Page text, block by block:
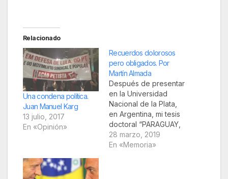
Relacionado
Una condena política.
Juan Manuel Karg
13 julio, 2017
En «Opinión»
Recuerdos dolorosos
pero obligados. Por
Martín Almada
Después de presentar
en la Universidad
Nacional de la Plata,
en Argentina, mi tesis
doctoral “PARAGUAY,
EDUCACIÓN Y
DEPENDENCIA” (1972-
28 marzo, 2019
En «Memoria»